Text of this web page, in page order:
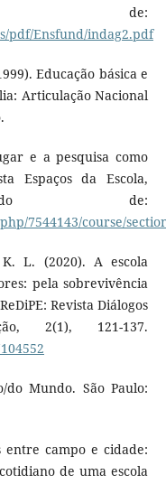
de:
pdf/Ensfund/indag2.pdf
Educação básica e
Articulação Nacional
e a pesquisa como
Espaços da Escola,
de:
7544143/course/
L. (2020). A escola
pela sobrevivência
Revista Diálogos
2(1), 121-137.
Mundo. São Paulo:
entre campo e cidade:
de uma escola